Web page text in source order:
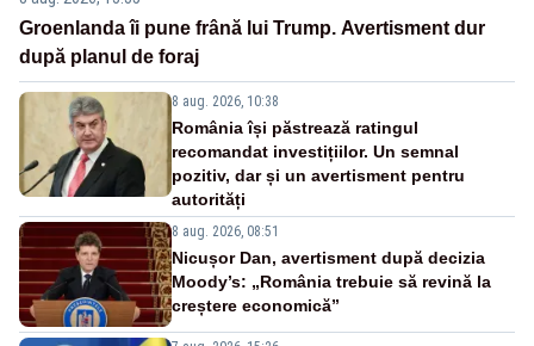
Groenlanda îi pune frână lui Trump. Avertisment dur
după planul de foraj
8 aug. 2026, 10:38
România își păstrează ratingul
recomandat investițiilor. Un semnal
pozitiv, dar și un avertisment pentru
autorități
8 aug. 2026, 08:51
Nicușor Dan, avertisment după decizia
Moody’s: „România trebuie să revină la
creștere economică”